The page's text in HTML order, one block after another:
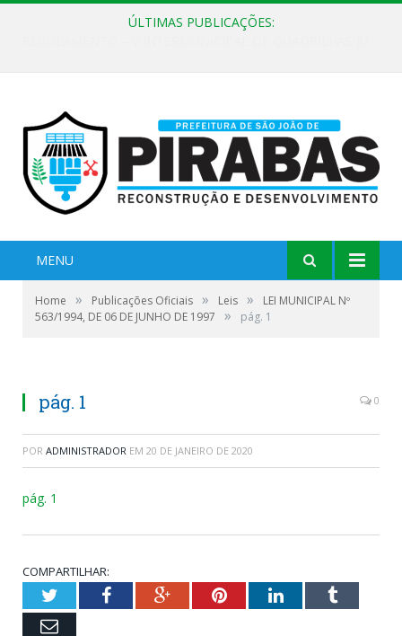
ÚLTIMAS PUBLICAÇÕES:
MENU
Home » Publicações Oficiais » Leis »
LEI MUNICIPAL Nº
563/1994, DE 06 DE JUNHO DE 1997
» pág. 1
pág. 1 0
POR ADMINISTRADOR EM 20 DE JANEIRO DE 2020
pág. 1
COMPARTILHAR:
TwitterFacebookGoogle+PinterestLinkedInTumblr
Email